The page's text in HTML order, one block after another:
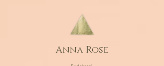
Anna Rose